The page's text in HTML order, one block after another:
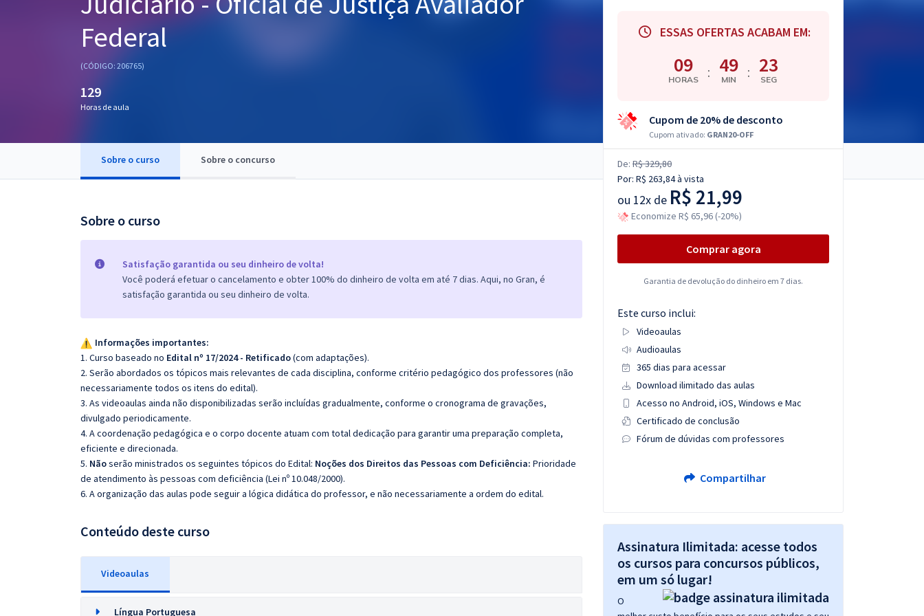
Questões grátis
Federal
(CÓDIGO: 206765)
129
Horas de aula
Sobre o curso Sobre o concurso
Sobre o curso
Satisfação garantida ou seu dinheiro de volta!
Você poderá efetuar o cancelamento e obter 100% do dinheiro de volta em até 7 dias. Aqui, no Gran, é
satisfação garantida ou seu dinheiro de volta.
Informações importantes:
1. Curso baseado no Edital nº 17/2024 - Retificado(com adaptações).
2. Serão abordados os tópicos mais relevantes de cada disciplina, conforme critério pedagógico dos professores (não
necessariamente todos os itens do edital).
3. As videoaulas ainda não disponibilizadas serão incluídas gradualmente, conforme o cronograma de gravações,
divulgado periodicamente.
4. A coordenação pedagógica e o corpo docente atuam com total dedicação para garantir uma preparação completa,
eficiente e direcionada.
5. Nãoserão ministrados os seguintes tópicos do Edital: Noções dos Direitos das Pessoas com Deficiência: Prioridade
de atendimento às pessoas com deficiência (Lei nº 10.048/2000).
6. A organização das aulas pode seguir a lógica didática do professor, e não necessariamente a ordem do edital.
Conteúdo deste curso
Videoaulas
Língua Portuguesa
ESSAS OFERTAS ACABAM EM:
09
HORAS : 49
MIN : 22
SEG
Cupom de 20% de desconto
Cupom ativado: GRAN20-OFF
De: R$ 329,80
Por: R$ 263,84à vista
ou 12x de R$ 21,99
Economize R$ 65,96 (-20%)
Comprar agora
Garantia de devolução do dinheiro em 7 dias.
Este curso inclui:
Videoaulas
Audioaulas
365 dias para acessar
Download ilimitado das aulas
Acesso no Android, iOS, Windows e Mac
Certificado de conclusão
Fórum de dúvidas com professores
Compartilhar
Assinatura Ilimitada: acesse todos
os cursos para concursos públicos,
em um só lugar!
O